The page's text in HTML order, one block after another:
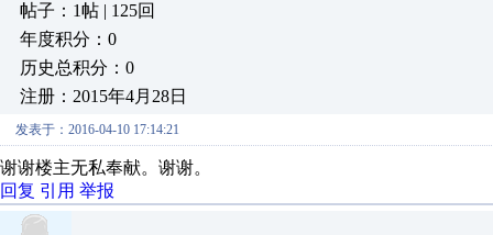
帖子：1帖 | 125回
年度积分：0
历史总积分：0
注册：2015年4月28日
发表于：2016-04-10 17:14:21
谢谢楼主无私奉献。谢谢。
回复 引用 举报